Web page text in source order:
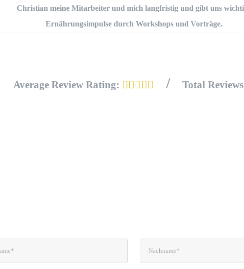
Christian meine Mitarbeiter und mich langfristig und gibt uns
Ernährungsimpulse durch Workshops und Vorträge.
Average Review Rating: / Total